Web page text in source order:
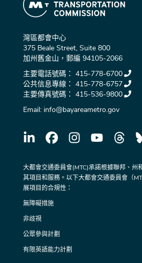
灣區都會中心
375 Beale Street, Suite 800
加州舊金山，郵編 94105-2066
主要電話號碼： 415-778-6700
公共信息專線： 415-778-6757
主要傳真號碼： 415-536-9800
Email: info@bayareametro.gov
大都會交通委員會(MTC)承諾根據聯邦、州
其項目和服務。以下大都會交通委員會（
展項目的合規性：
無障礙措施
非歧視
公眾參與計劃
有限英語能力計劃